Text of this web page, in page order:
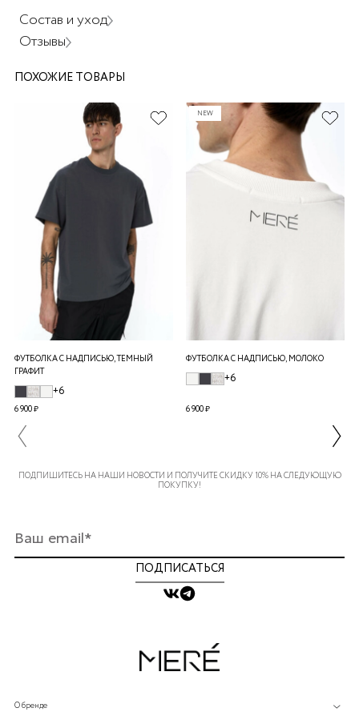
Состав и уход
Отзывы
раз в 2 недели
ПОХОЖИЕ ТОВАРЫ
ФУТБОЛКА С НАДПИСЬЮ, ТЕМНЫЙ
ГРАФИТ
+6
6 900 ₽
NEW
ФУТБОЛКА С НАДПИСЬЮ, МОЛОКО
+6
6 900 ₽
ПОДПИШИТЕСЬ НА НАШИ НОВОСТИ И ПОЛУЧИТЕ СКИДКУ 10% НА СЛЕДУЮЩУЮ
ПОКУПКУ!
ПОДПИСАТЬСЯ
О бренде